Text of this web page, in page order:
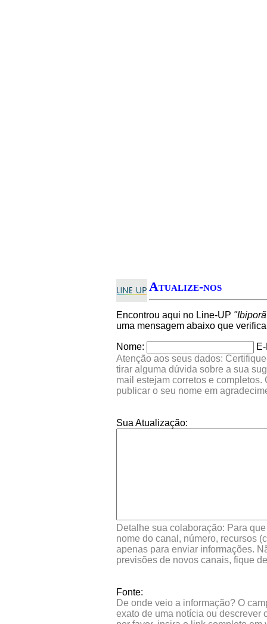
Atualize-nos
Encontrou aqui no Line-UP
uma mensagem abaixo que
Nome:
Atenção aos seus dados:
tirar alguma dúvida sobre a sua
mail estejam corretos e
publicar o seu nome em
Sua Atualização:
Detalhe sua colaboração: Para
nome do canal, número, recursos
apenas para enviar informações.
previsões de novos canais, fique
Fonte:
De onde veio a informação? O
exato de uma notícia ou descrever